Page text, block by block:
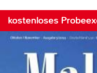
kostenloses